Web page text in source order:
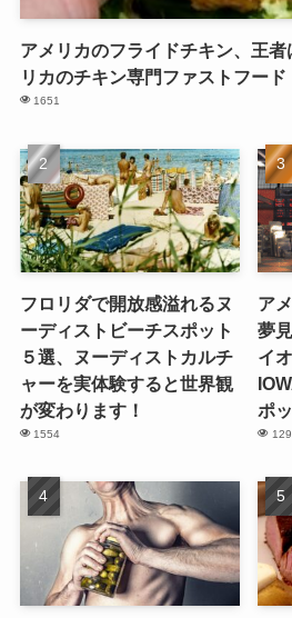
アメリカのフライドチキン、王
リカのチキン専門ファストフード
1651
フロリダで開放感溢れるヌ
ーディストビーチスポット
５選、ヌーディストカルチ
ャーを実体験すると世界観
が変わります！
1554
ア
夢
イ
ポ